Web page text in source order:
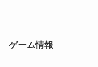
ゲーム情報